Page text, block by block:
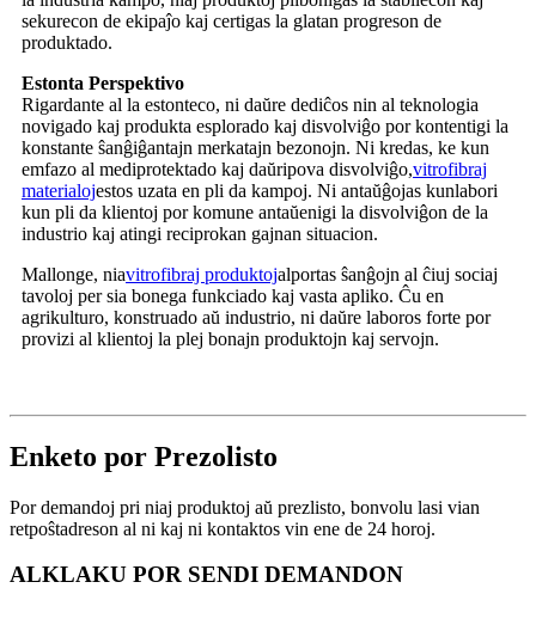
sekurecon de ekipaĵo kaj certigas la glatan progreson de
produktado.
Estonta Perspektivo
Rigardante al la estonteco, ni daŭre dediĉos nin al teknologia
novigado kaj produkta esplorado kaj disvolviĝo por kontentigi la
konstante ŝanĝiĝantajn merkatajn bezonojn. Ni kredas, ke kun
emfazo al mediprotektado kaj daŭripova disvolviĝo,vitrofibraj
materialojestos uzata en pli da kampoj. Ni antaŭĝojas kunlabori
kun pli da klientoj por komune antaŭenigi la disvolviĝon de la
industrio kaj atingi reciprokan gajnan situacion.
Mallonge, niavitrofibraj produktojalportas ŝanĝojn al ĉiuj sociaj
tavoloj per sia bonega funkciado kaj vasta apliko. Ĉu en
agrikulturo, konstruado aŭ industrio, ni daŭre laboros forte por
provizi al klientoj la plej bonajn produktojn kaj servojn.
Enketo por Prezolisto
Por demandoj pri niaj produktoj aŭ prezlisto, bonvolu lasi vian
retpoŝtadreson al ni kaj ni kontaktos vin ene de 24 horoj.
ALKLAKU POR SENDI DEMANDON